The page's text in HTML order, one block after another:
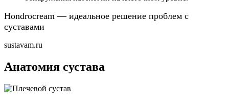
Hondrocream — идеальное решение проблем с
суставами
sustavam.ru
Анатомия сустава